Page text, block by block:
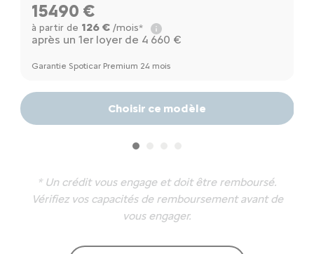
15490 €
à partir de 126 €/mois*
après un 1er loyer de 4 660 €
Garantie Spoticar Premium 24 mois
Choisir ce modèle
* Un crédit vous engage et doit être remboursé.
Vérifiez vos capacités de remboursement avant de
vous engager.